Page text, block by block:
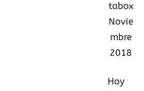
tabox
Novie
mbre
2018
Hoy